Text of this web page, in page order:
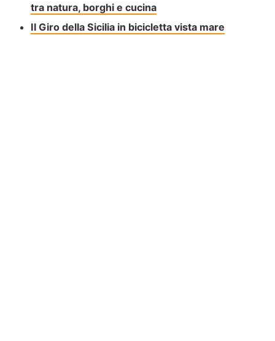
tra natura, borghi e cucina
Il Giro della Sicilia in bicicletta vista mare